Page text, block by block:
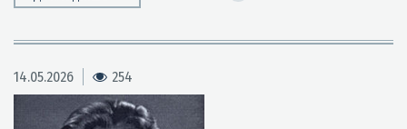
14.05.2026 254